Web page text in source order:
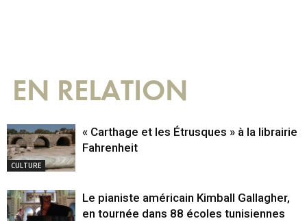
EN RELATION
CULTURE
« Carthage et les Étrusques » à la librairie
Fahrenheit
Le pianiste américain Kimball Gallagher,
en tournée dans 88 écoles tunisiennes